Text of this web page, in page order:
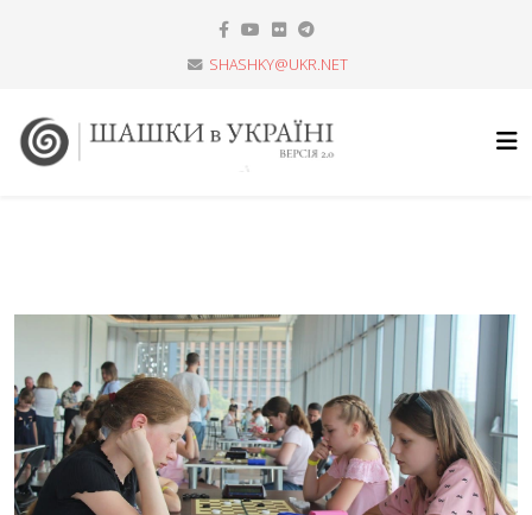
SHASHKY@UKR.NET